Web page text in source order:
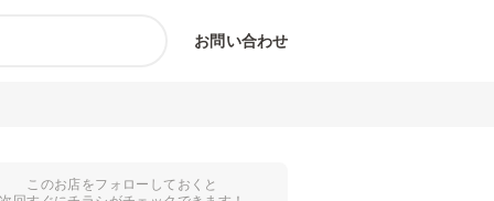
お問い合わせ
このお店をフォローしておくと